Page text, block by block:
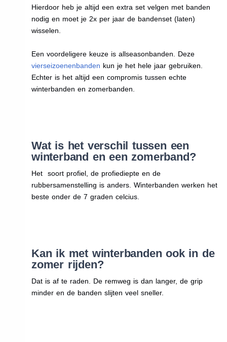
Hierdoor heb je altijd een extra set velgen met banden
nodig en moet je 2x per jaar de bandenset (laten)
wisselen.
Een voordeligere keuze is allseasonbanden. Deze
vierseizoenenbanden kun je het hele jaar gebruiken.
Echter is het altijd een compromis tussen echte
winterbanden en zomerbanden.
Wat is het verschil tussen een
winterband en een zomerband?
Het soort profiel, de profiediepte en de
rubbersamenstelling is anders. Winterbanden werken het
beste onder de 7 graden celcius.
Kan ik met winterbanden ook in de
zomer rijden?
Dat is af te raden. De remweg is dan langer, de grip
minder en de banden slijten veel sneller.